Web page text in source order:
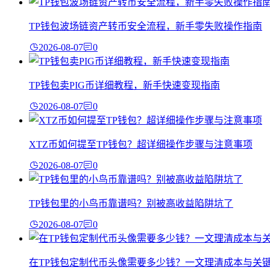
TP钱包波场链资产转币安全流程，新手零失败操作指南
2026-08-07 0
TP钱包卖PIG币详细教程，新手快速变现指南
2026-08-07 0
XTZ币如何提至TP钱包？超详细操作步骤与注意事项
2026-08-07 0
TP钱包里的小鸟币靠谱吗？别被高收益陷阱坑了
2026-08-07 0
在TP钱包定制代币头像需要多少钱？一文理清成本与关